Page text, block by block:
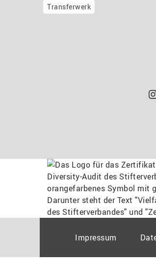
Transferwerk
Impressum